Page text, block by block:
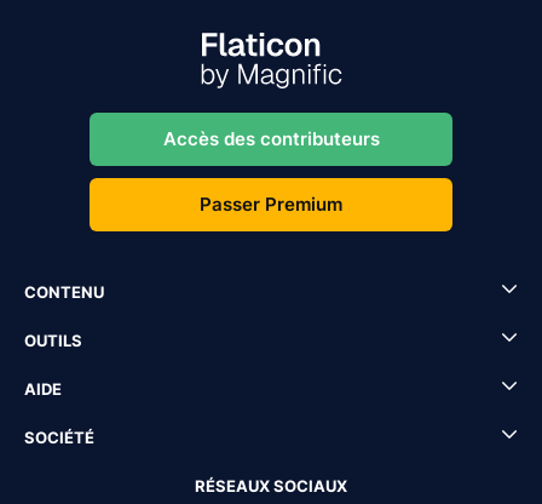
Accès des contributeurs
Passer Premium
CONTENU
OUTILS
AIDE
SOCIÉTÉ
RÉSEAUX SOCIAUX